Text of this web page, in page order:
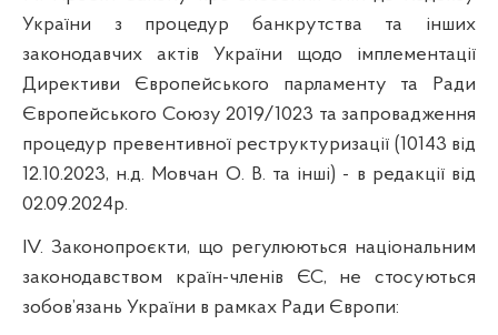
України з процедур банкрутства та інших
законодавчих актів України щодо імплементації
Директиви Європейського парламенту та Ради
Європейського Союзу 2019/1023 та запровадження
процедур превентивної реструктуризації (10143 від
12.10.2023, н.д. Мовчан О. В. та інші) - в редакції від
02.09.2024р.
IV. Законопроєкти, що регулюються національним
законодавством країн-членів ЄС, не стосуються
зобов’язань України в рамках Ради Європи: